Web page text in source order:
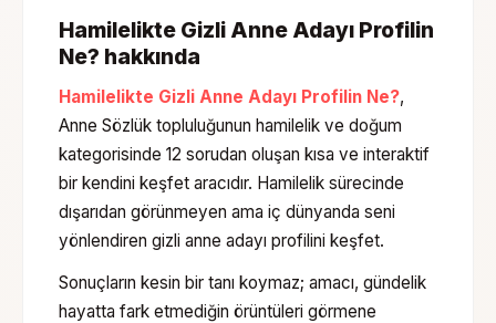
Hamilelikte Gizli Anne Adayı Profilin
Ne? hakkında
Hamilelikte Gizli Anne Adayı Profilin Ne?,
Anne Sözlük topluluğunun hamilelik ve doğum
kategorisinde 12 sorudan oluşan kısa ve interaktif
bir kendini keşfet aracıdır. Hamilelik sürecinde
dışarıdan görünmeyen ama iç dünyanda seni
yönlendiren gizli anne adayı profilini keşfet.
Sonuçların kesin bir tanı koymaz; amacı, gündelik
hayatta fark etmediğin örüntüleri görmene